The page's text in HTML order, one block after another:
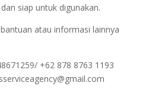
siap untuk digunakan.
atau informasi lainnya
+62 878 8763 1193